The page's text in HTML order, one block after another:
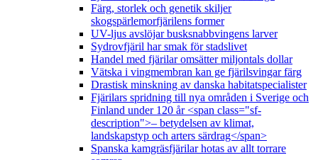
Färg, storlek och genetik skiljer
skogspärlemorfjärilens former
UV-ljus avslöjar busksnabbvingens larver
Sydrovfjäril har smak för stadslivet
Handel med fjärilar omsätter miljontals dollar
Vätska i vingmembran kan ge fjärilsvingar färg
Drastisk minskning av danska habitatspecialister
Fjärilars spridning till nya områden i Sverige och
Finland under 120 år <span class="sf-
description">– betydelsen av klimat,
landskapstyp och arters särdrag</span>
Spanska kamgräsfjärilar hotas av allt torrare